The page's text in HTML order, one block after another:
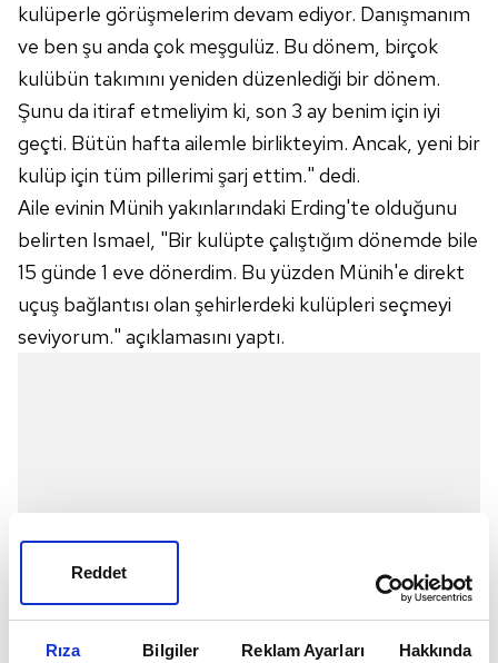
Rıza Bilgiler Reklam Ayarları Hakkında
Reddet
kulüperle görüşmelerim devam ediyor. Danışmanım
ve ben şu anda çok meşgulüz. Bu dönem, birçok
kulübün takımını yeniden düzenlediği bir dönem.
Şunu da itiraf etmeliyim ki, son 3 ay benim için iyi
geçti. Bütün hafta ailemle birlikteyim. Ancak, yeni bir
kulüp için tüm pillerimi şarj ettim." dedi.
Aile evinin Münih yakınlarındaki Erding'te olduğunu
belirten Ismael, "Bir kulüpte çalıştığım dönemde bile
15 günde 1 eve dönerdim. Bu yüzden Münih'e direkt
uçuş bağlantısı olan şehirlerdeki kulüpleri seçmeyi
seviyorum." açıklamasını yaptı.